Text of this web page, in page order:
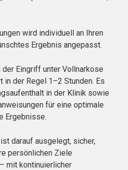
wird individuell an Ihren
Ergebnis angepasst.
Eingriff unter Vollnarkose
in der Regel 1–2 Stunden. Es
in der Klinik sowie
für eine optimale
Ergebnisse.
darauf ausgelegt, sicher,
persönlichen Ziele
mit kontinuierlicher